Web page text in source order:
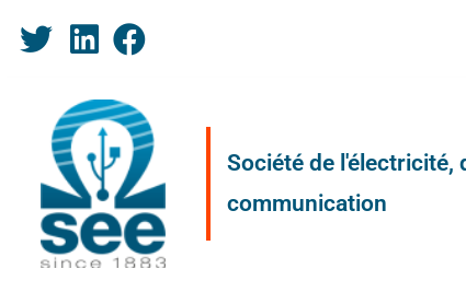
Société de l'électricité,
communication